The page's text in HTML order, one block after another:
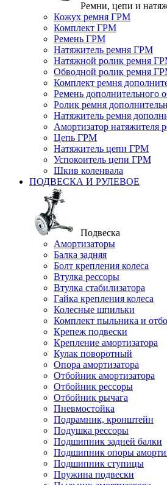
Ремни, цепи и
Кожух ремня ГРМ
Комплект ГРМ
Ремень ГРМ
Натяжитель ремня ГРМ
Натяжной ролик ремня
Обводной ролик ремня
Комплект ремня
Ремень дополнительного
Ролик ремня
Натяжитель ремня
Амортизатор натяжителя
Цепь ГРМ
Натяжитель цепи ГРМ
Успокоитель цепи ГРМ
Шкив коленвала
ПОДВЕСКА И РУЛЕВОЕ
Подвеска
Амортизаторы
Балка задняя
Болт крепления колеса
Втулка рессоры
Втулка стабилизатора
Гайка крепления колеса
Колесные шпильки
Комплект пыльника и
Крепеж подвески
Крепление амортизатора
Кулак поворотный
Опора амортизатора
Отбойник амортизатора
Отбойник рессоры
Отбойник рычага
Пневмостойка
Подрамник, кронштейн
Подушка рессоры
Подшипник задней балки
Подшипник опоры
Подшипник ступицы
Пружина подвески